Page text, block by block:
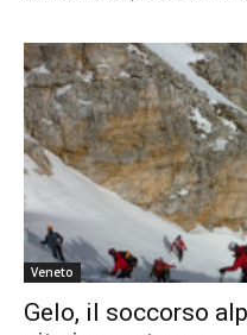
Veneto
Gelo, il soccorso